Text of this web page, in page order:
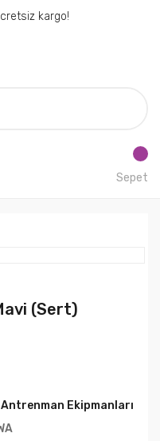
kargo!
Sepet
(Sert)
Antrenman Ekipmanları